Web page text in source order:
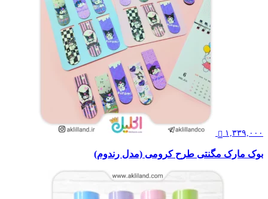
۱,۳۳۹,۰۰۰
بوک مارک مگنتی طرح کرومی (مدل رندوم)